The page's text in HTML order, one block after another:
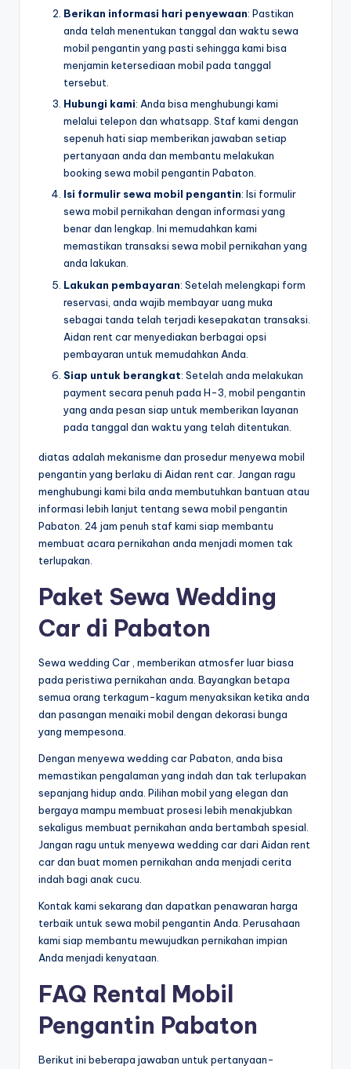
Berikan informasi hari penyewaan: Pastikan
anda telah menentukan tanggal dan waktu sewa
mobil pengantin yang pasti sehingga kami bisa
menjamin ketersediaan mobil pada tanggal
tersebut.
Hubungi kami: Anda bisa menghubungi kami
melalui telepon dan whatsapp. Staf kami dengan
sepenuh hati siap memberikan jawaban setiap
pertanyaan anda dan membantu melakukan
booking sewa mobil pengantin Pabaton.
Isi formulir sewa mobil pengantin: Isi formulir
sewa mobil pernikahan dengan informasi yang
benar dan lengkap. Ini memudahkan kami
memastikan transaksi sewa mobil pernikahan yang
anda lakukan.
Lakukan pembayaran: Setelah melengkapi form
reservasi, anda wajib membayar uang muka
sebagai tanda telah terjadi kesepakatan transaksi.
Aidan rent car menyediakan berbagai opsi
pembayaran untuk memudahkan Anda.
Siap untuk berangkat: Setelah anda melakukan
payment secara penuh pada H-3, mobil pengantin
yang anda pesan siap untuk memberikan layanan
pada tanggal dan waktu yang telah ditentukan.
diatas adalah mekanisme dan prosedur menyewa mobil
pengantin yang berlaku di Aidan rent car. Jangan ragu
menghubungi kami bila anda membutuhkan bantuan atau
informasi lebih lanjut tentang sewa mobil pengantin
Pabaton. 24 jam penuh staf kami siap membantu
membuat acara pernikahan anda menjadi momen tak
terlupakan.
Paket Sewa Wedding
Car di Pabaton
Sewa wedding Car , memberikan atmosfer luar biasa
pada peristiwa pernikahan anda. Bayangkan betapa
semua orang terkagum-kagum menyaksikan ketika anda
dan pasangan menaiki mobil dengan dekorasi bunga
yang mempesona.
Dengan menyewa wedding car Pabaton, anda bisa
memastikan pengalaman yang indah dan tak terlupakan
sepanjang hidup anda. Pilihan mobil yang elegan dan
bergaya mampu membuat prosesi lebih menakjubkan
sekaligus membuat pernikahan anda bertambah spesial.
Jangan ragu untuk menyewa wedding car dari Aidan rent
car dan buat momen pernikahan anda menjadi cerita
indah bagi anak cucu.
Kontak kami sekarang dan dapatkan penawaran harga
terbaik untuk sewa mobil pengantin Anda. Perusahaan
kami siap membantu mewujudkan pernikahan impian
Anda menjadi kenyataan.
FAQ Rental Mobil
Pengantin Pabaton
Berikut ini beberapa jawaban untuk pertanyaan-